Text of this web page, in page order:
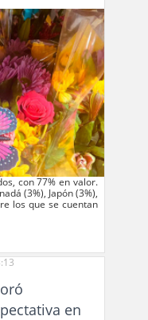
con 77% en valor.
(3%), Japón (3%),
los que se cuentan
en